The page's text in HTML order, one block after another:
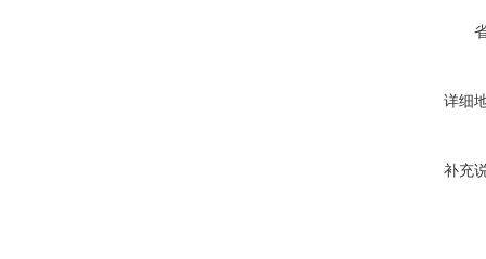
详细
补充